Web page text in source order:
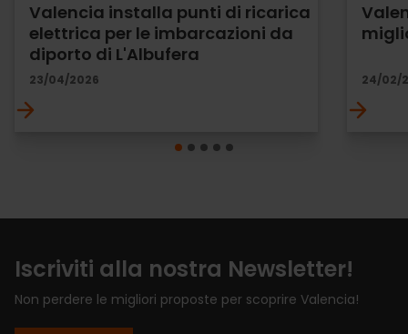
Valencia installa punti di ricarica
elettrica per le imbarcazioni da
diporto di L'Albufera
23/04/2026 24/02/
Iscriviti alla nostra Newsletter!
Non perdere le migliori proposte per scoprire Valencia!